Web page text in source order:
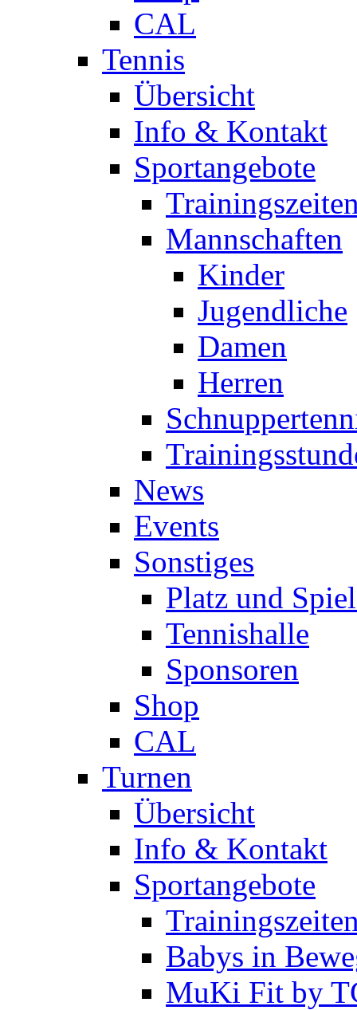
CAL
Tennis
Übersicht
Info & Kontakt
Sportangebote
Mannschaften
Kinder
Jugendliche
Damen
Herren
News
Events
Sonstiges
Platz und
Tennishalle
Sponsoren
Shop
CAL
Turnen
Übersicht
Info & Kontakt
Sportangebote
Babys in
MuKi Fit by